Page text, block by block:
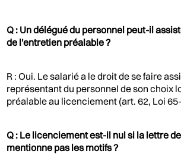
Q : Un délégué du personnel peut-il
de l'entretien préalable ?
R : Oui. Le salarié a le droit de se faire
représentant du personnel de son choix
préalable au licenciement (art. 62, Loi
Q : Le licenciement est-il nul si la lettre
mentionne pas les motifs ?